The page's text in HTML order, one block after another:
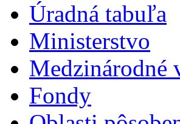
Úradná tabuľa
Ministerstvo
Medzinárodné
Fondy